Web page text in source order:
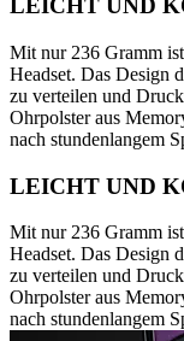
LEICHT UND
Mit nur 236 Gramm
Headset. Das Design
zu verteilen und
Ohrpolster aus
nach stundenlangem
LEICHT UND
Mit nur 236 Gramm
Headset. Das Design
zu verteilen und
Ohrpolster aus
nach stundenlangem